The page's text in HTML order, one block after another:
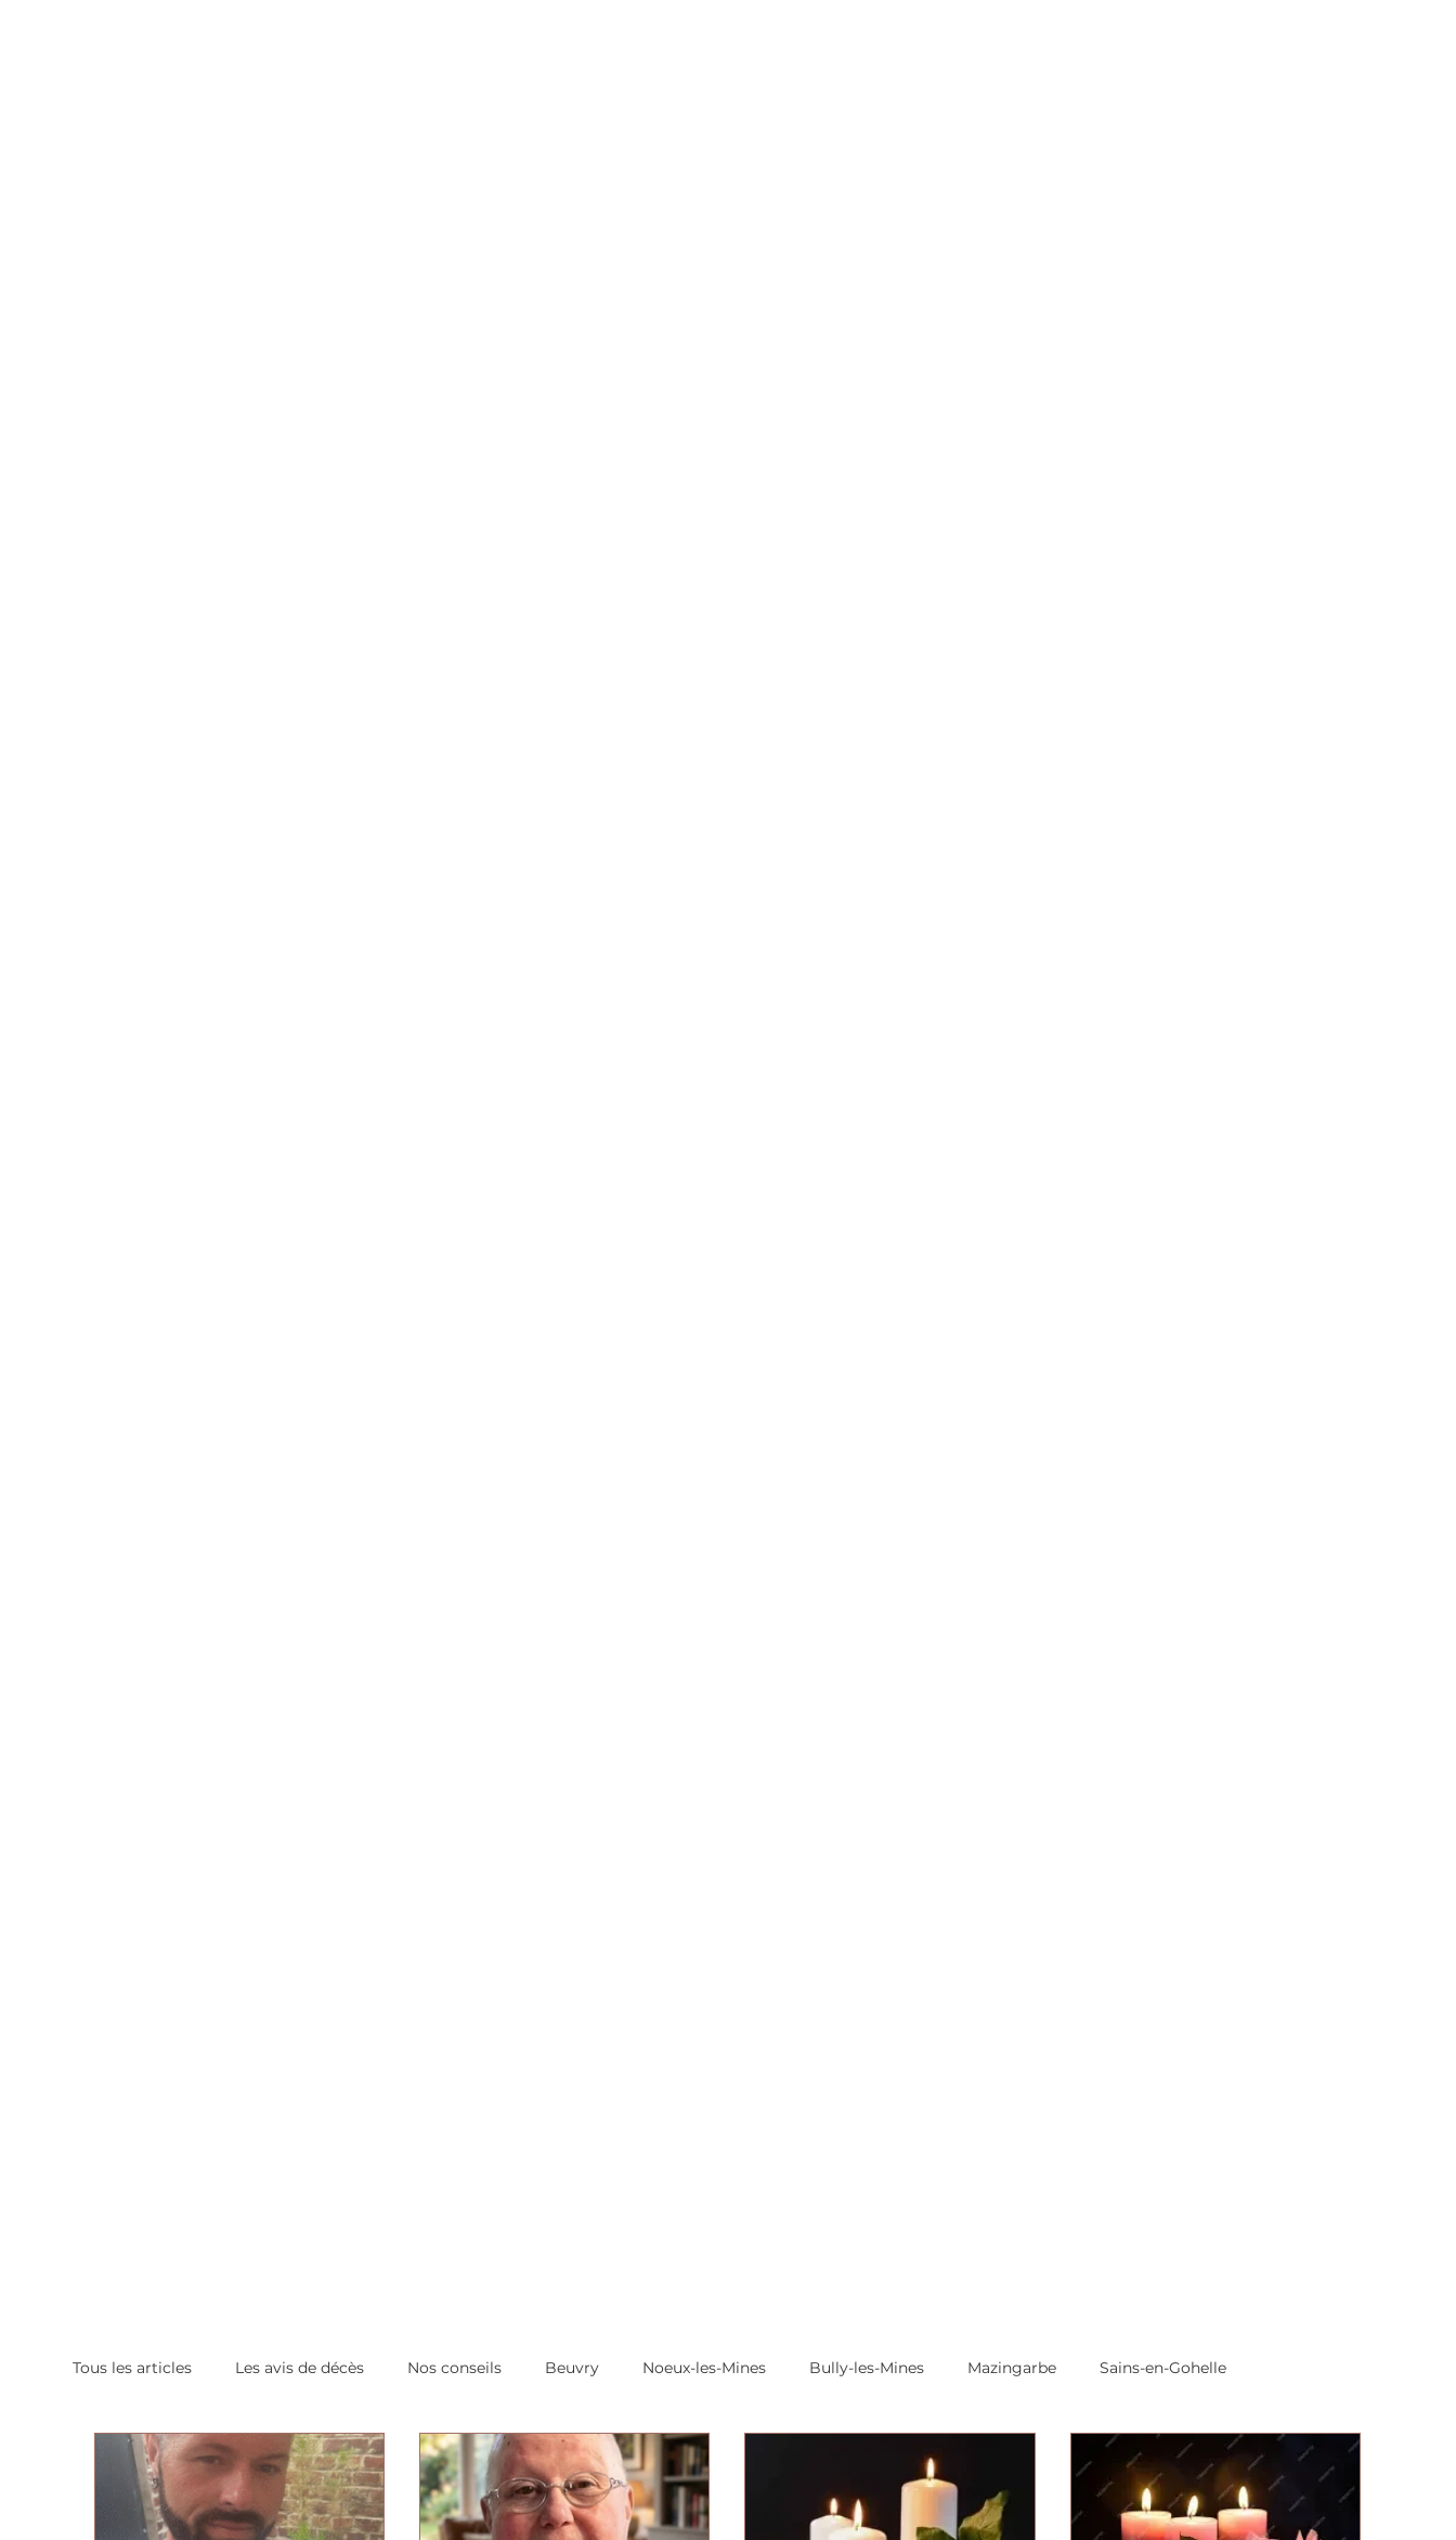
Tous les articles Les avis de décès Nos conseils Beuvry Noeux-les-Mines Bully-les-Mines Mazingarbe Sains-en-Gohelle